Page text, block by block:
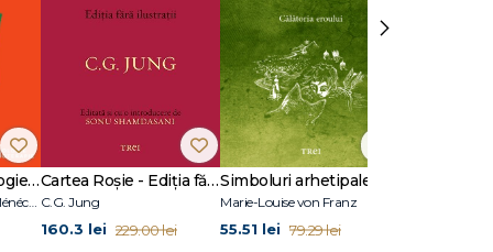
17 cazuri de psihologie clinică
Nathalie Dumet, Jean Ménéchal
Cartea Roșie - Ediția fără ilustrații
C.G. Jung
160.3 lei 229.00 lei
Marie-Louise von Franz
55.51 lei 79.29 lei
›